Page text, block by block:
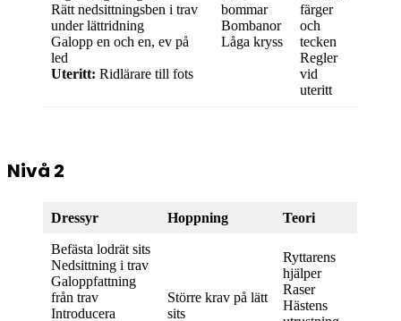
Rätt nedsittningsben i trav
under lättridning
Galopp en och en, ev på
led
Uteritt: Ridlärare till fots
bommar
Bombanor
Låga kryss
färger
och
tecken
Regler
vid
uteritt
Nivå 2
Dressyr Hoppning Teori
Befästa lodrät sits
Nedsittning i trav
Galoppfattning
från trav
Introducera
Större krav på lätt
sits
Ryttarens
hjälper
Raser
Hästens